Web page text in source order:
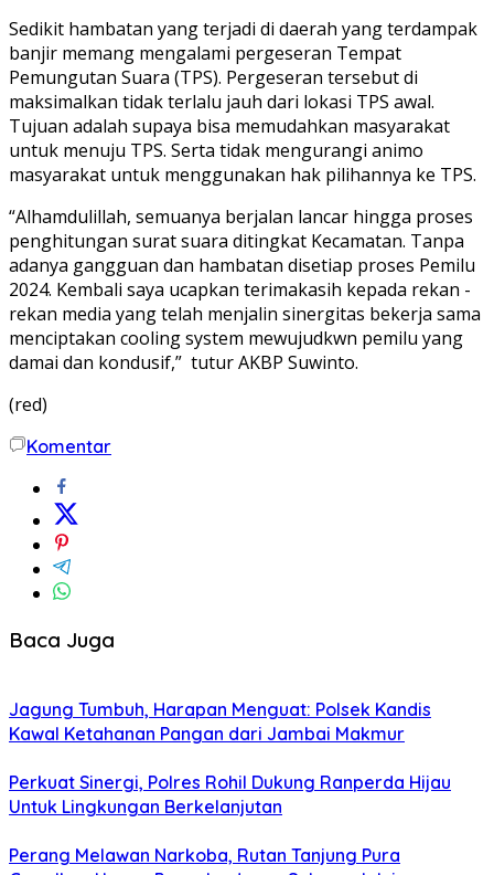
Sedikit hambatan yang terjadi di daerah yang terdampak
banjir memang mengalami pergeseran Tempat
Pemungutan Suara (TPS). Pergeseran tersebut di
maksimalkan tidak terlalu jauh dari lokasi TPS awal.
Tujuan adalah supaya bisa memudahkan masyarakat
untuk menuju TPS. Serta tidak mengurangi animo
masyarakat untuk menggunakan hak pilihannya ke TPS.
“Alhamdulillah, semuanya berjalan lancar hingga proses
penghitungan surat suara ditingkat Kecamatan. Tanpa
adanya gangguan dan hambatan disetiap proses Pemilu
2024. Kembali saya ucapkan terimakasih kepada rekan -
rekan media yang telah menjalin sinergitas bekerja sama
menciptakan cooling system mewujudkwn pemilu yang
damai dan kondusif,” tutur AKBP Suwinto.
(red)
Komentar
Baca Juga
Jagung Tumbuh, Harapan Menguat: Polsek Kandis
Kawal Ketahanan Pangan dari Jambai Makmur
Perkuat Sinergi, Polres Rohil Dukung Ranperda Hijau
Untuk Lingkungan Berkelanjutan
Perang Melawan Narkoba, Rutan Tanjung Pura